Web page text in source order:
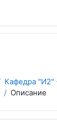
Кафедра "И2"
Описание